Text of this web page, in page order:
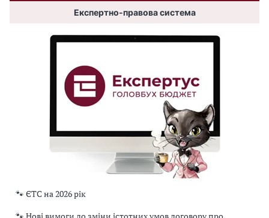
Експертно-правова система
🐾 ЄТС на 2026 рік